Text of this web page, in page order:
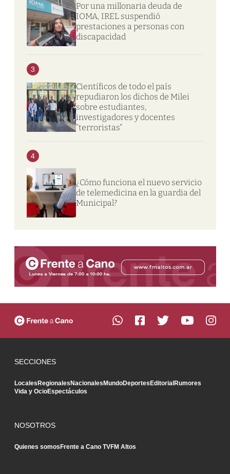
Por una millonaria deuda de
IOMA, IREL suspendió
prestaciones a personas con
discapacidad
3
Científicos de todo el país
repudiaron los dichos de Milei
sobre estudiantes,
investigadores y docentes
“terroristas”
4
¿Cómo funciona el nuevo servicio
de telemedicina en la guardia del
Municipal?
SECCIONES
LocalesRegionalesNacionalesMundoDeportesEditorialRumores
Vida y OcioEspectáculos
NOSOTROS
Quienes somosFrente a Cano TVFM Altos